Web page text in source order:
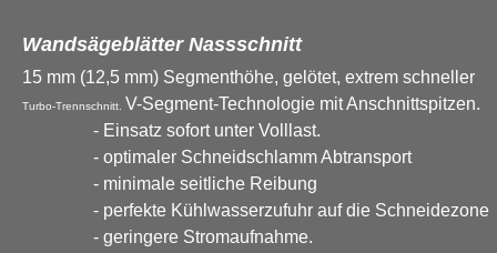
Wandsägeblätter Nassschnitt
15 mm (12,5 mm) Segmenthöhe, gelötet, extrem schneller
Turbo-Trennschnitt. V-Segment-Technologie mit Anschnittspitzen.
- Einsatz sofort unter Volllast.
- optimaler Schneidschlamm Abtransport
- minimale seitliche Reibung
- perfekte Kühlwasserzufuhr auf die Schneidezone
- geringere Stromaufnahme.